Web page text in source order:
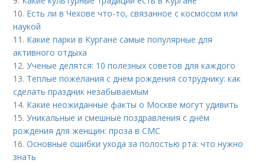
10. Есть ли в Чехове что-то, связанное с космосом или
наукой
11. Какие парки в Кургане самые популярные для
активного отдыха
12.Ученые делятся: 10 полезных советов для каждого
13. Теплые пожелания с днем рождения сотруднику: как
сделать праздник незабываемым
14. Какие неожиданные факты о Москве могут удивить
15.Уникальные и смешные поздравления с днём
рождения для женщин: проза в СМС
16.Основные ошибки ухода за полостью рта: что нужно
знать